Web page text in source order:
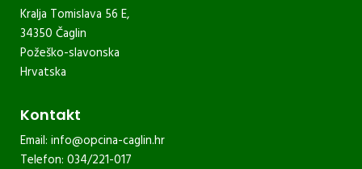
Kralja Tomislava 56 E,
34350 Čaglin
Požeško-slavonska
Hrvatska
Kontakt
Email: info@opcina-caglin.hr
Telefon: 034/221-017